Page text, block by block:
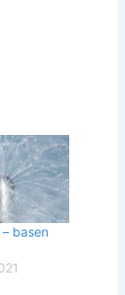
basen